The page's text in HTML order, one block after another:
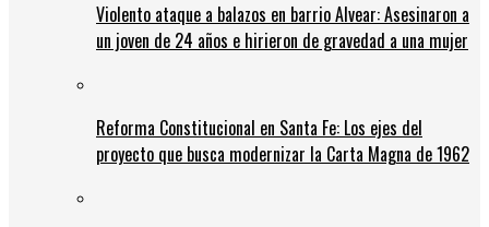
Violento ataque a balazos en barrio Alvear: Asesinaron a
un joven de 24 años e hirieron de gravedad a una mujer
Reforma Constitucional en Santa Fe: Los ejes del
proyecto que busca modernizar la Carta Magna de 1962